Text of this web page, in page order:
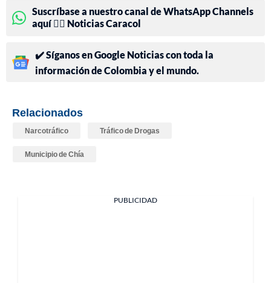
Suscríbase a nuestro canal de WhatsApp Channels
aquí 👉🏻 Noticias Caracol
✔️ Síganos en Google Noticias con toda la
información de Colombia y el mundo.
Relacionados
Narcotráfico Tráfico de Drogas
Municipio de Chía
PUBLICIDAD